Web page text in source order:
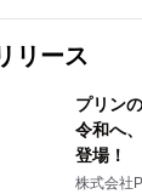
リース
プリン
令和へ
登場！
株式会社